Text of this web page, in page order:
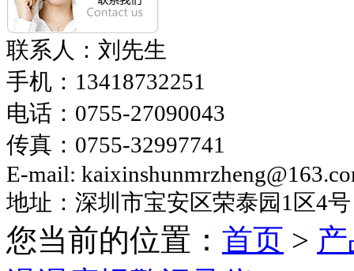
联系人：刘先生
手机： 13418732251
电话： 0755-27090043
传真： 0755-32997741
E-mail:
地址：深圳市宝安区荣泰园 1区4号
您当前的位置： 首页 >